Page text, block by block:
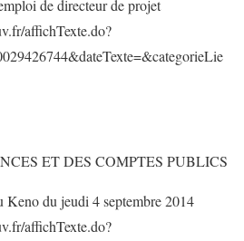
de directeur de projet
affichTexte.do?
ET DES COMPTES PUBLICS
Keno du jeudi 4 septembre 2014
affichTexte.do?